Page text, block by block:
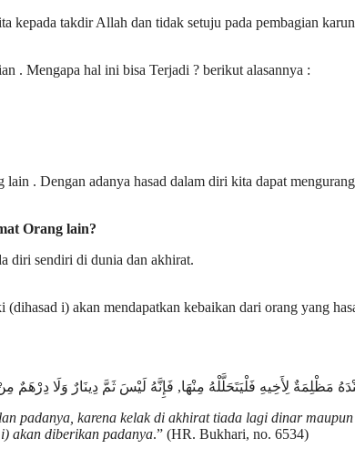
kepada takdir Allah dan tidak setuju pada pembagian
. Mengapa hal ini bisa Terjadi ? berikut alasannya :
. Dengan adanya hasad dalam diri kita dapat
Orang lain?
diri sendiri di dunia dan akhirat.
i) akan mendapatkan kebaikan dari orang yang
مَظْلِمَةٌ لِأَخِيهِ فَلْيَتَحَلَّلْهُ مِنْهَا, فَإِنَّهُ لَيْسَ ثَمَّ دِينَارٌ وَلَا
padanya, karena kelak di akhirat tiada lagi dinar
akan diberikan padanya.” (HR. Bukhari, no. 6534)